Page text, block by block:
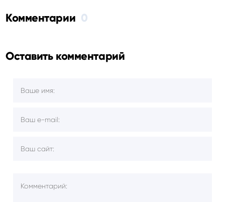
Комментарии 0
Оставить комментарий